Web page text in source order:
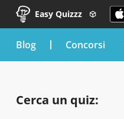
Easy Quizzz
blog Concorsi
Cerca un quiz: